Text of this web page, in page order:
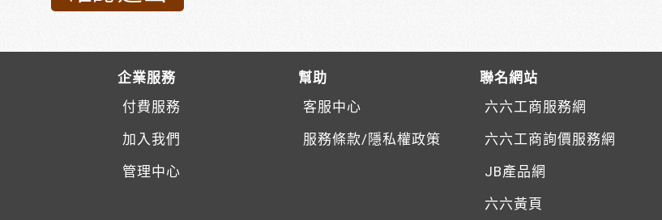
企業服務
付費服務
加入我們
管理中心
幫助
客服中心
服務條款/隱私權政策
聯名網站
六六工商服務網
六六工商詢價服務網
JB產品網
六六黃頁